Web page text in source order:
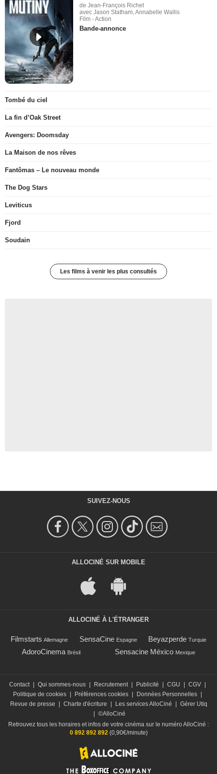
de Jean-François Richet
avec Jason Statham, Annabelle Wallis
Film - Action
Bande-annonce
Tombé du ciel
La fin d’Oak Street
Avengers: Doomsday
La Maison de nos rêves
Fantômas – Le nouveau monde
The Dog Stars
Leviticus
Fjord
Soudain
Les films à venir les plus consultés
SUIVEZ-NOUS
ALLOCINÉ SUR MOBILE
ALLOCINÉ À L'ÉTRANGER
Filmstarts Allemagne SensaCine Espagne Beyazperde Turquie
AdoroCinema Brésil Sensacine México Mexique
Contact | Qui sommes-nous | Recrutement | Publicité | CGU | CGV |
Politique de cookies | Préférences cookies | Données Personnelles |
Revue de presse
| Charte d'écriture | Les services AlloCiné | Gérer Utiq
| ©AlloCiné
Retrouvez tous les horaires et infos de votre cinéma sur le numéro AlloCiné :
0 892 892 892(0,90€/minute)